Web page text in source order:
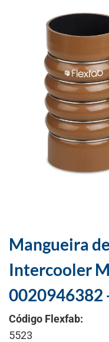
Mangueira
Intercooler
0020946382
Código Flexfab:
5523